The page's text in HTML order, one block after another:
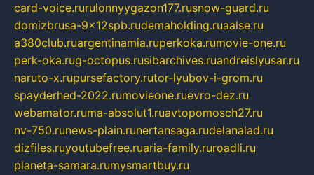
card-voice.rurulonnyygazon177.rusnow-guard.ru
domizbrusa-9x12spb.rudemaholding.ruaalse.ru
a380club.ruargentinamia.ruperkoka.rumovie-one.ru
perk-oka.rug-octopus.rusibarchives.ruandreislyusar.ru
naruto-x.rupursefactory.rutor-lyubov-i-grom.ru
spayderhed-2022.rumovieone.ruevro-dez.ru
webamator.ruma-absolut1.ruavtopomosch27.ru
nv-750.runews-plain.runertansaga.rudelanalad.ru
dizfiles.ruyoutubefree.ruaria-family.ruroadli.ru
planeta-samara.rumysmartbuy.ru